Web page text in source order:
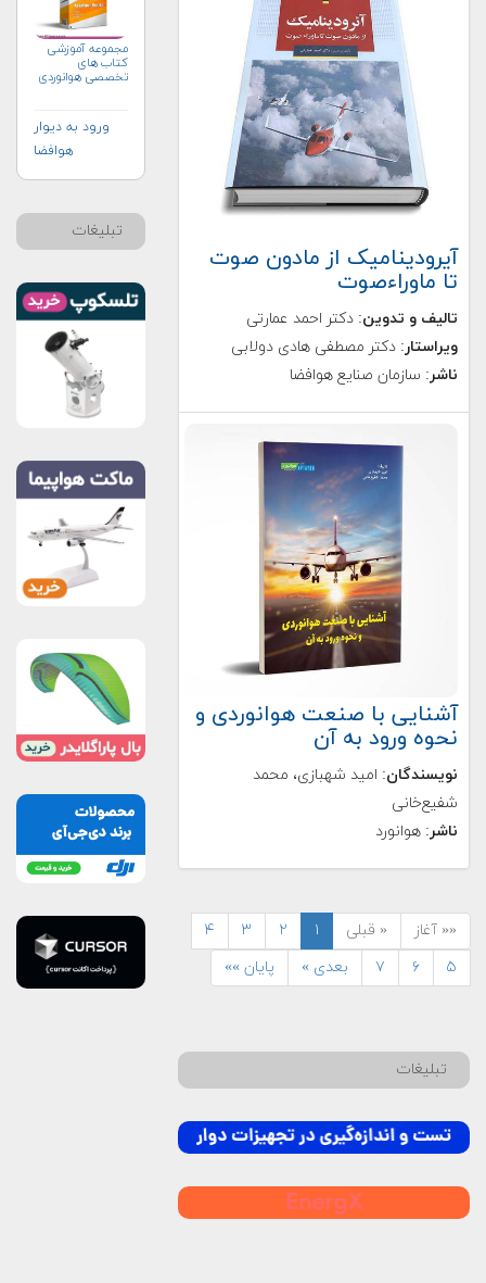
آیرودینامیک از مادون صوت
تا ماوراءصوت
تالیف و تدوین: دکتر احمد عمارتی
ویراستار: دکتر مصطفی هادی دولابی
ناشر: سازمان صنایع هوافضا
آشنایی با صنعت هوانوردی و
نحوه ورود به آن
نویسندگان: امید شهبازی، محمد
شفیع‌خانی
ناشر: هوانورد
«« آغاز « قبلی ۱ ۲ ۳
۴
۵
۶ ۷ بعدی » پایان »»
تبلیغات
مجموعه آموزشی
کتاب های
تخصصی هوانوردی
ورود به دیوار
هوافضا
تبلیغات